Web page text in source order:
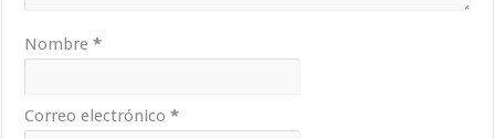
Nombre*
Correo electrónico*